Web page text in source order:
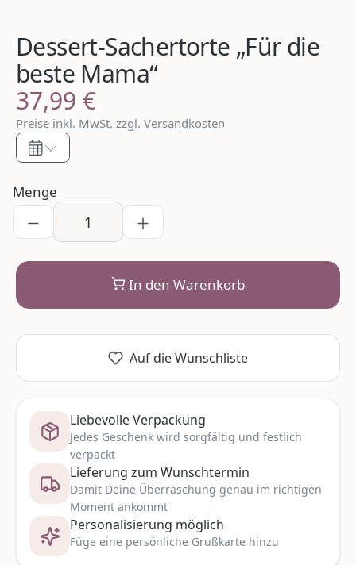
Dessert-Sachertorte „Für die
beste Mama“
Regulärer Preis:
37,99 €
Preise inkl. MwSt. zzgl. Versandkosten
Menge
In den Warenkorb
Auf die Wunschliste
Liebevolle Verpackung
Jedes Geschenk wird sorgfältig und festlich
verpackt
Lieferung zum Wunschtermin
Damit Deine Überraschung genau im richtigen
Moment ankommt
Personalisierung möglich
Füge eine persönliche Grußkarte hinzu